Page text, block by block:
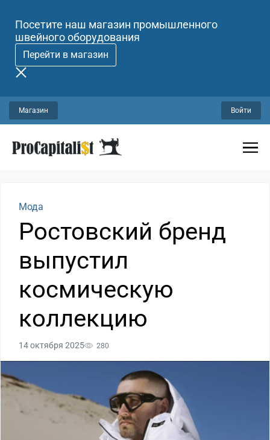
Посетите наш магазин промышленного
швейного оборудования
Перейти в магазин
Магазин Войти
Мода
Ростовский бренд
выпустил
космическую
коллекцию
14 октября 2025 280